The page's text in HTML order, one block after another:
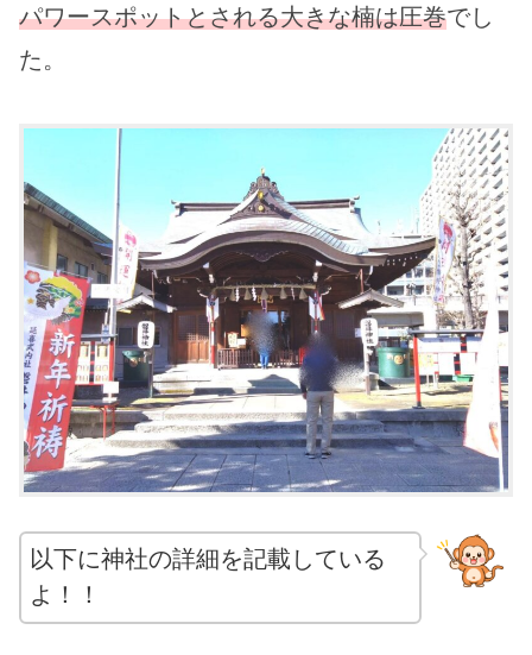
パワースポットとされる大きな楠は圧巻でし
た。
以下に神社の詳細を記載している
よ！！